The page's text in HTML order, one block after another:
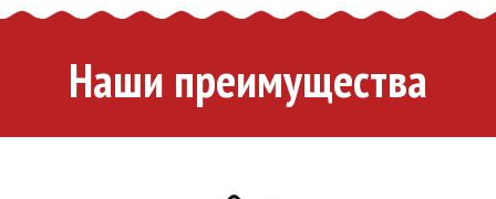
Наши преимущества